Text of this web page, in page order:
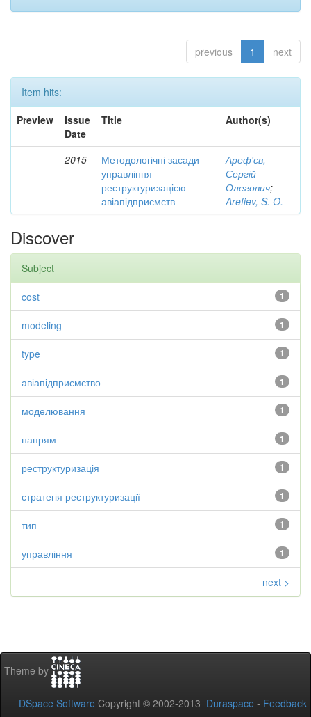
previous 1 next
Item hits:
Preview
Issue
Date
Title Author(s)
2015
Методологічні засади
управління
реструктуризацією
авіапідприємств
Ареф'єв,
Сергій
Олегович;
Arefiev, S. O.
Discover
Subject
1
cost
1
modeling
1
type
1
авіапідприємство
1
моделювання
1
напрям
1
реструктуризація
1
стратегія реструктуризації
1
тип
1
управління
next >
Theme by
DSpace Software Copyright © 2002-2013 Duraspace - Feedback